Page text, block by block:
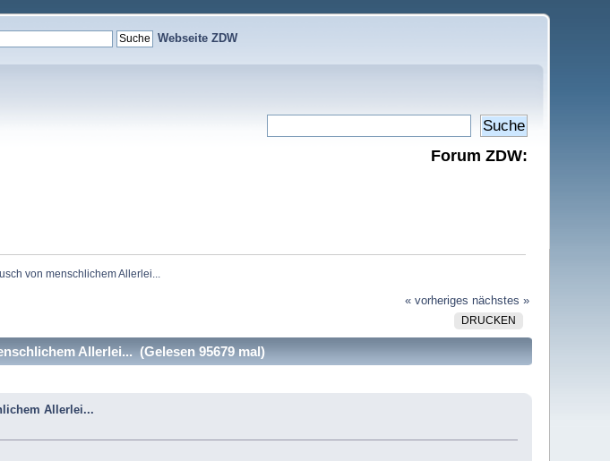
Webseite ZDW
Forum ZDW:
von menschlichem Allerlei...
« vorheriges nächstes »
DRUCKEN
Allerlei... (Gelesen 95679 mal)
Allerlei...